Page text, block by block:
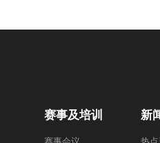
赛事及培训 新